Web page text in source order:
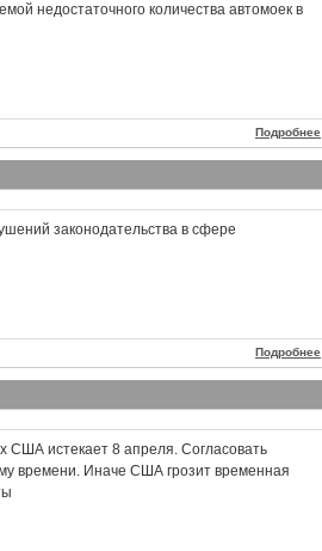
недостаточного количества автомоек в
Подробнее
законодательства в сфере
Подробнее
США истекает 8 апреля. Согласовать
времени. Иначе США грозит временная